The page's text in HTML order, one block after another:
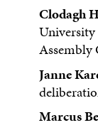
Clodagh
University
Janne
Marcus